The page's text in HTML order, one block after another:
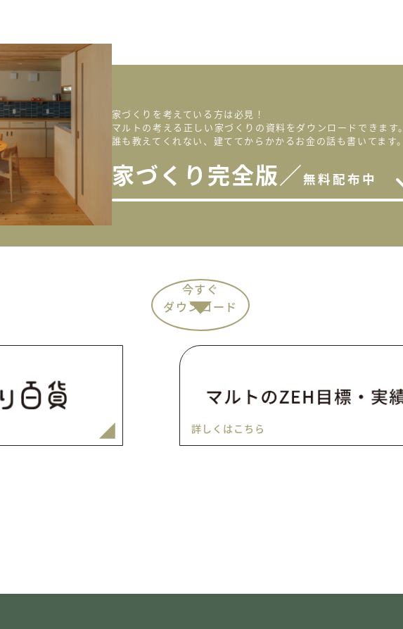
家づくりを考えている方は必見！
マルトの考える正しい家づくりの資料をダウンロードできます。
誰も教えてくれない、 建ててからかかる お金の話も書いてます。
家づくり完全版／無料配布中
今すぐ
ダウンロード
詳しくはこちら